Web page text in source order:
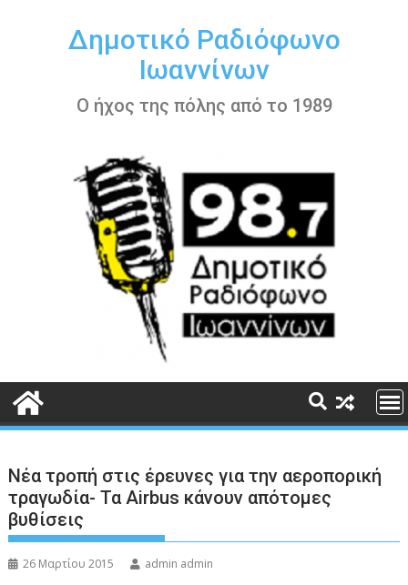
περιεχόμενοΔημοτικό Ραδιόφωνο
Ιωαννίνων
Ο ήχος της πόλης από το 1989
Νέα τροπή στις έρευνες για την αεροπορική
τραγωδία- Τα Airbus κάνουν απότομες
βυθίσεις
26 Μαρτίου 2015 admin admin